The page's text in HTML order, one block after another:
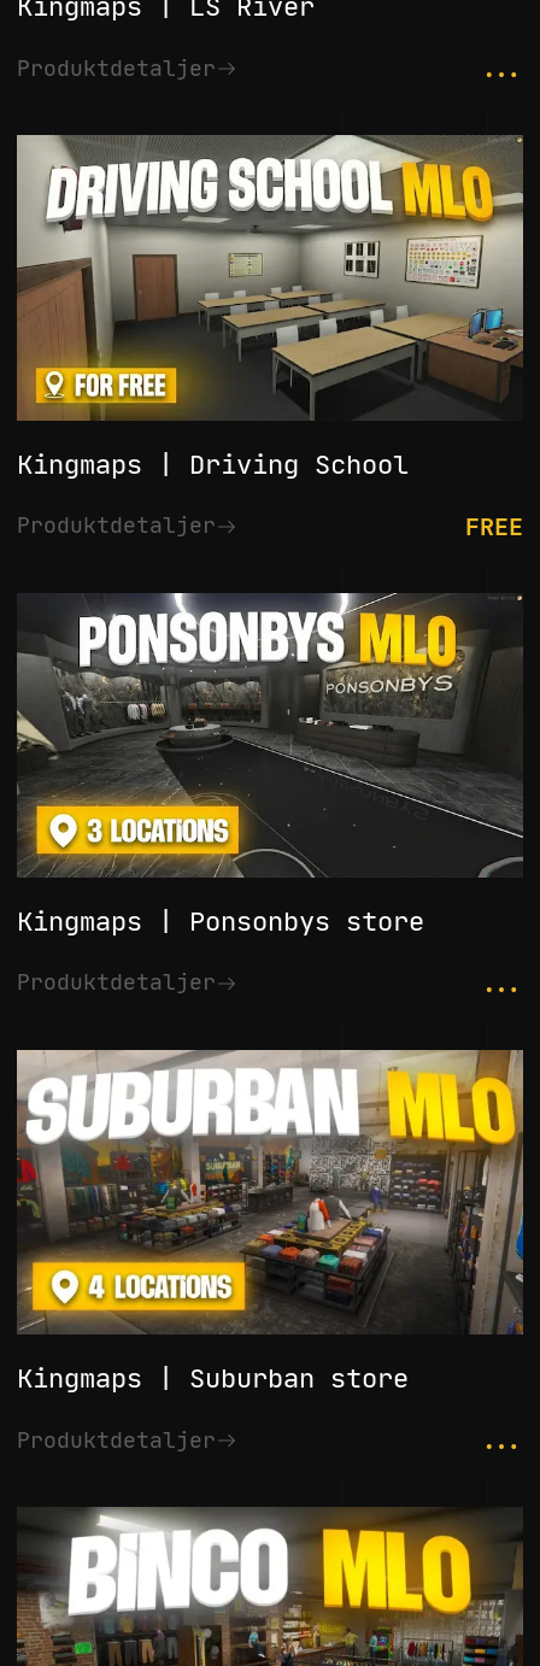
Kingmaps | LS River
Produktdetaljer ...
Kingmaps | Driving School
Produktdetaljer FREE
Kingmaps | Ponsonbys store
Produktdetaljer ...
Kingmaps | Suburban store
Produktdetaljer ...